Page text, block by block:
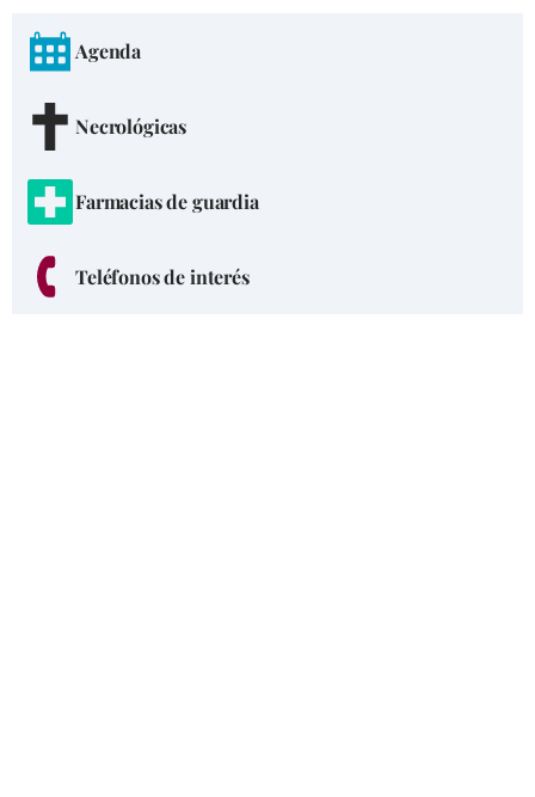
Agenda
Necrológicas
Farmacias de guardia
Teléfonos de interés